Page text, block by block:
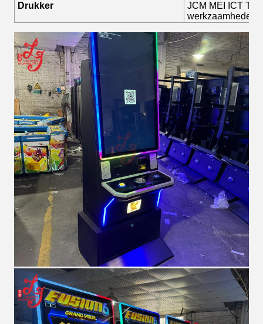
Drukker
JCM MEI ICT
werkzaamheden